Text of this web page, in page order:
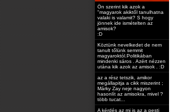
Ön szerint kik azok a
"magyarok akiktől tanulhatna
valaki is valamit? S hogy
jönnek ide ismételten az
amisok?
:D
Köztünk nevelkedet de nem
tanult tőlünk semmit
magyaroktól.Politikában
mindenki sáros . Azért nézzen
utána kik azok az amisok . :D
az a rész tetszik, amikor
megállapitja a cikk miszerint ;
Márky Zay neje nagyon
hasonlít az amisokra, mivel ?
több tucat...
A kérdés az mi is az a pesti